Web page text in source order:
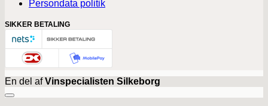
Persondata politik
SIKKER BETALING
En del afVinspecialisten Silkeborg